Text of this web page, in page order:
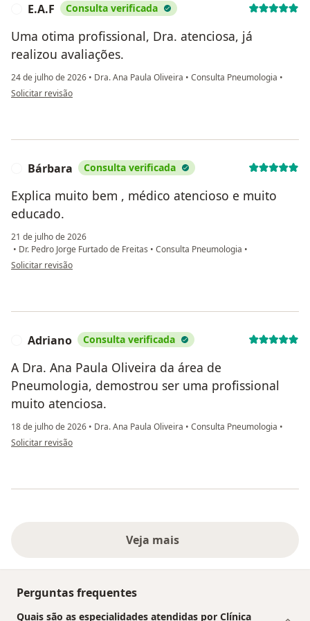
E.A.F Consulta verificada
Uma otima profissional, Dra. atenciosa, já
realizou avaliações.
24 de julho de 2026 • Dra. Ana Paula Oliveira • Consulta Pneumologia •
na opinião do utilizador E.A.F
Solicitar revisão
Bárbara Consulta verificada
Explica muito bem , médico atencioso e muito
educado.
21 de julho de 2026
• Dr. Pedro Jorge Furtado de Freitas • Consulta Pneumologia •
na opinião do utilizador Bárbara
Solicitar revisão
Adriano Consulta verificada
A Dra. Ana Paula Oliveira da área de
Pneumologia, demostrou ser uma profissional
muito atenciosa.
18 de julho de 2026 • Dra. Ana Paula Oliveira • Consulta Pneumologia •
na opinião do utilizador Adriano
Solicitar revisão
Veja mais
Perguntas frequentes
Quais são as especialidades atendidas por Clínica